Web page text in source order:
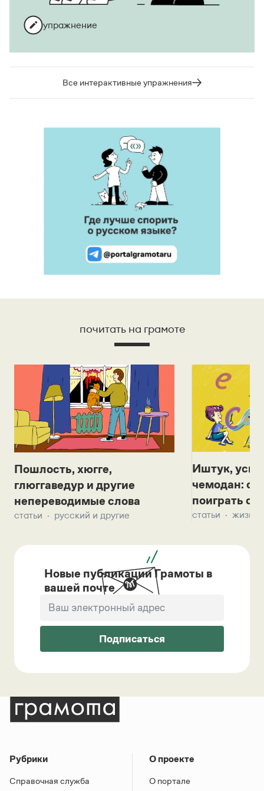
упражнение
Все интерактивные упражнения
почитать на грамоте
Пошлость, хюгге,
глюггаведур и другие
непереводимые слова
статьи русский и другие
Иштук,
чемодан:
поиграть с
статьи жизнь
Новые публикации Грамоты в
вашей почте
Подписаться
Рубрики
Справочная служба
О проекте
О портале